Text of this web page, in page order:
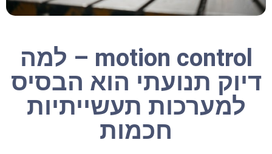
motion control – למה
דיוק תנועתי הוא הבסיס
למערכות תעשייתיות
חכמות